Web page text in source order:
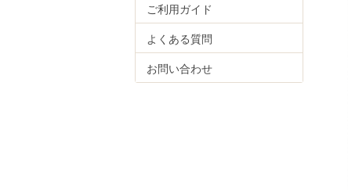
マラカイト
ムーンストーン
モルガナイト
モルダバイト
ご利用ガイド
よくある質問
お問い合わせ